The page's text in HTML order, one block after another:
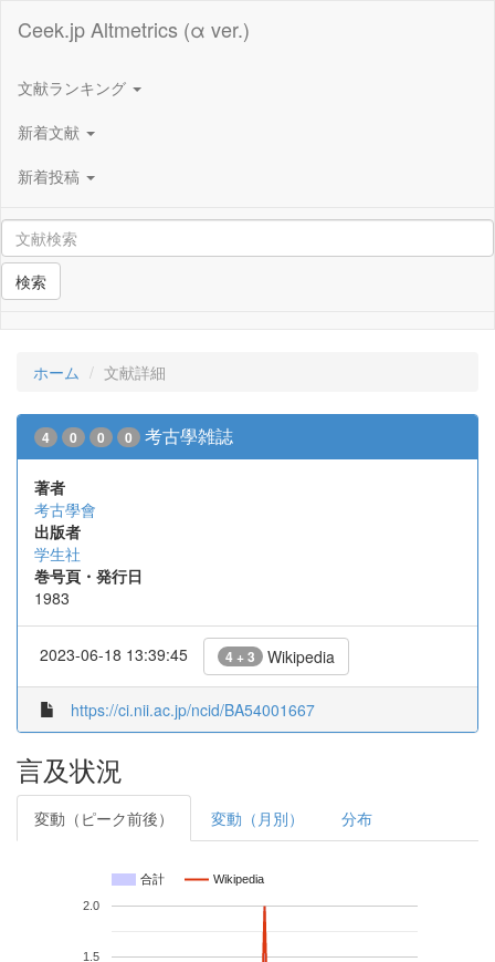
Ceek.jp Altmetrics (α ver.)
文献ランキング
新着文献
新着投稿
検索
ホーム 文献詳細
4 0 0 0 考古學雑誌
著者
考古學會
出版者
学生社
巻号頁・発行日
1983
2023-06-18 13:39:45 4 + 3 Wikipedia
https://ci.nii.ac.jp/ncid/BA54001667
言及状況
変動（ピーク前後） 変動（月別） 分布
合計 Wikipedia
1.5
2.0